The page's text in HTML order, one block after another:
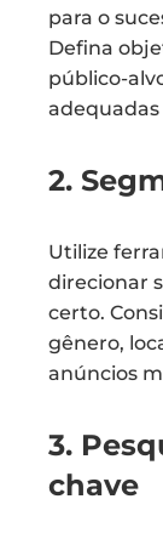
para o
Defina
público-
adequadas
2.
Utilize
direcionar
certo.
gênero,
anúncios
3.
chave